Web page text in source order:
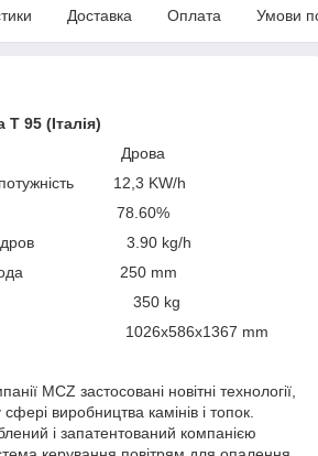
Доставка Оплата Умови
Т 95 (Італія)
Дрова
потужність 12,3 KW/h
ККД 78.60%
дров 3.90 kg/h
250 mm
kg
1026х586х1367 mm
MCZ застосовані новітні технології,
виробництва камінів і топок.
і запатентований компанією